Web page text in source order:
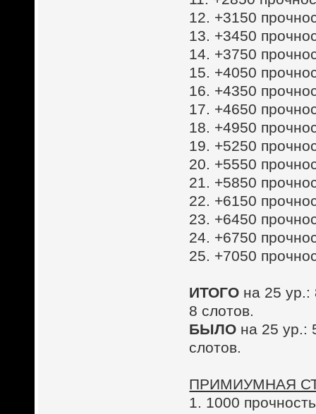
12. +3150
13. +3450
14. +3750
15. +4050
16. +4350
17. +4650
18. +4950
19. +5250
20. +5550
21. +5850
22. +6150
23. +6450
24. +6750
25. +7050
ИТОГО на 25 ур.:
8 слотов.
БЫЛО на 25 ур.:
слотов.
ПРИМИУМНАЯ
1. 1000